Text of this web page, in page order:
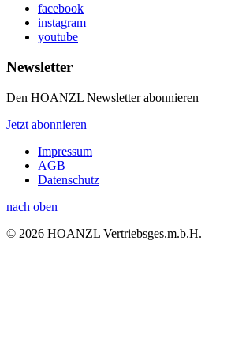
facebook
instagram
youtube
Newsletter
Den HOANZL Newsletter abonnieren
Jetzt abonnieren
Impressum
AGB
Datenschutz
nach oben
© 2026 HOANZL Vertriebsges.m.b.H.